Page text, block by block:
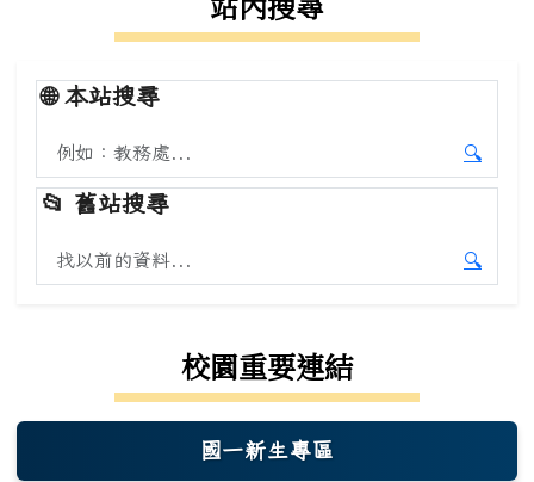
🌐本站搜尋
搜尋本站內容
🔍
開始本
📂 舊站搜尋
搜尋舊站內容
🔍
開始舊
校園重要連結
國一新生專區
(另開新視窗)